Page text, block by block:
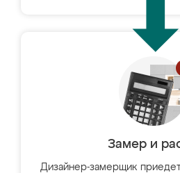
Замер и
Дизайнер-замерщик